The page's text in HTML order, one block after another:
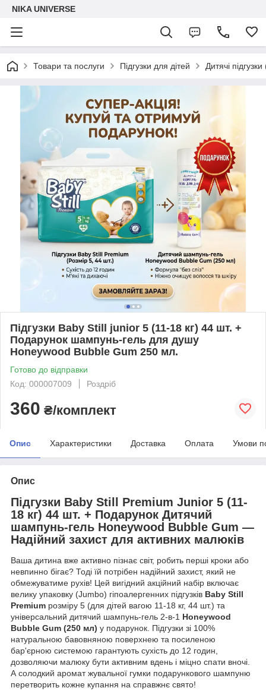
NIKA UNIVERSE
Товари та послуги Підгузки для дітей Дитячі
Підгузки Baby Still junior 5 (11-18 кг) 44 шт. +
Подарунок шампунь-гель для душу
Honeywood Bubble Gum 250 мл.
Готово до відправки
Код: 000007009
Роздріб
360 ₴/комплект
Опис Характеристики Доставка Оплата Умови
Опис
Підгузки Baby Still Premium Junior 5 (11-
18 кг) 44 шт. + Подарунок Дитячий
шампунь-гель Honeywood Bubble Gum —
Надійний захист для активних малюків
Ваша дитина вже активно пізнає світ, робить перші кроки або
невпинно бігає? Тоді їй потрібен надійний захист, який не
обмежуватиме рухів! Цей вигідний акційний набір включає
велику упаковку (Jumbo) гіпоалергенних підгузків Baby Still
Premium розміру 5 (для дітей вагою 11-18 кг, 44 шт.) та
універсальний дитячий шампунь-гель 2-в-1 Honeywood
Bubble Gum (250 мл) у подарунок. Підгузки зі 100%
натуральною бавовняною поверхнею та посиленою
бар'єрною системою гарантують сухість до 12 годин,
дозволяючи малюку бути активним вдень і міцно спати вночі.
А солодкий аромат жувальної гумки подарункового шампуню
перетворить кожне купання на справжнє свято!